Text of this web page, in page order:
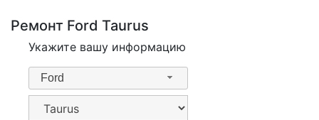
Ремонт Ford Taurus
Укажите вашу информацию
Ford